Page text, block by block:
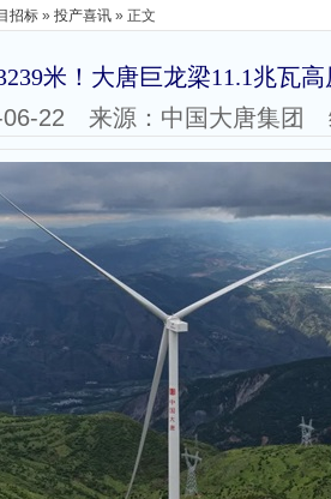
招标 » 投产喜讯 » 正文
米！大唐巨龙梁11.1兆瓦
06-22 来源：中国大唐集团